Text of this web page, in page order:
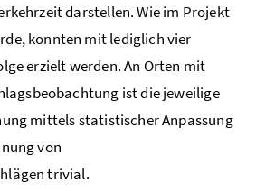
darstellen. Wie im Projekt
konnten mit lediglich vier
erzielt werden. An Orten mit
ist die jeweilige
mittels statistischer Anpassung
von
trivial.